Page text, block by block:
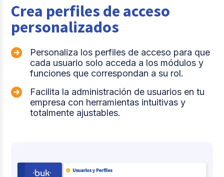
Crea perfiles de acceso
personalizados
Personaliza los perfiles de acceso para que
cada usuario solo acceda a los módulos y
funciones que correspondan a su rol.
Facilita la administración de usuarios en tu
empresa con herramientas intuitivas y
totalmente ajustables.